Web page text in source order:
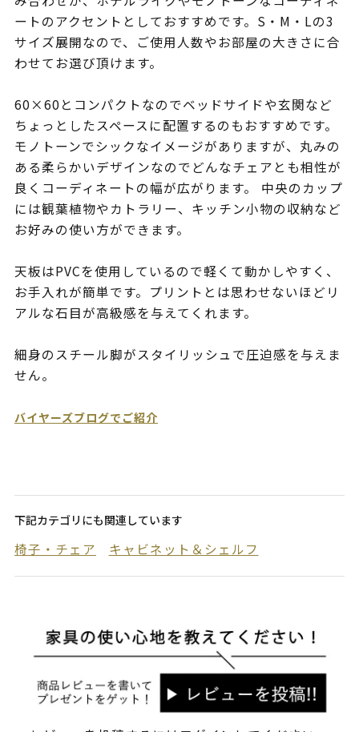
ートのアクセントとしておすすめです。S・M・Lの3
サイズ展開なので、ご使用人数やお部屋の大きさに合
わせてお選び頂けます。
60×60とコンパクトなのでベッドサイドや玄関など
ちょっとしたスペースに配置するのもおすすめです。
モノトーンでシックなイメージがありますが、丸みの
ある柔らかいデザインなのでどんなチェアとも相性が
良くコーディネートの幅が広がります。 中央のカップ
には観葉植物やカトラリー、キッチン小物の収納など
お好みの使い方ができます。
天板はPVCを使用しているので軽くて動かしやすく、
お手入れが簡単です。プリントとは思わせないほどリ
アルな石目が高級感を与えてくれます。
細身のスチール脚がスタイリッシュで圧迫感を与えま
せん。
バイヤーズブログでご紹介
下記カテゴリにも関連しています
椅子・チェア キャビネット＆シェルフ